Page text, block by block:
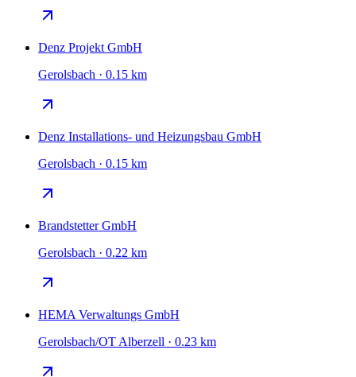
Denz Projekt GmbH
Gerolsbach · 0.15 km
Denz Installations- und Heizungsbau GmbH
Gerolsbach · 0.15 km
Brandstetter GmbH
Gerolsbach · 0.22 km
HEMA Verwaltungs GmbH
Gerolsbach/OT Alberzell · 0.23 km